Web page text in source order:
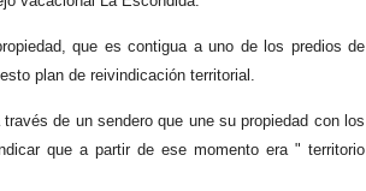
que es contigua a uno de los predios de
plan de reivindicación territorial.
de un sendero que une su propiedad con los
que a partir de ese momento era " territorio